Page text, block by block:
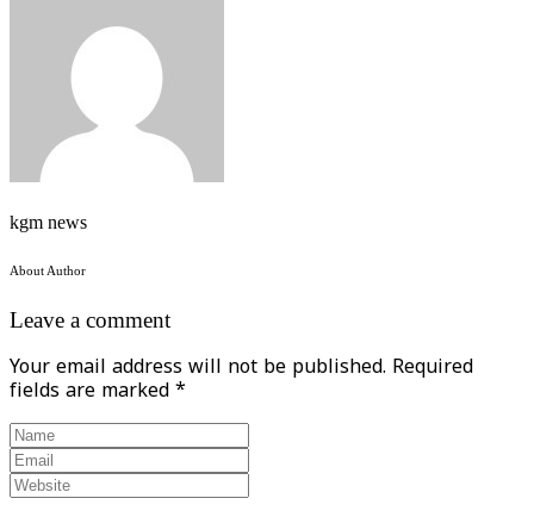
kgm news
About Author
Leave a comment
Your email address will not be published. Required
fields are marked *